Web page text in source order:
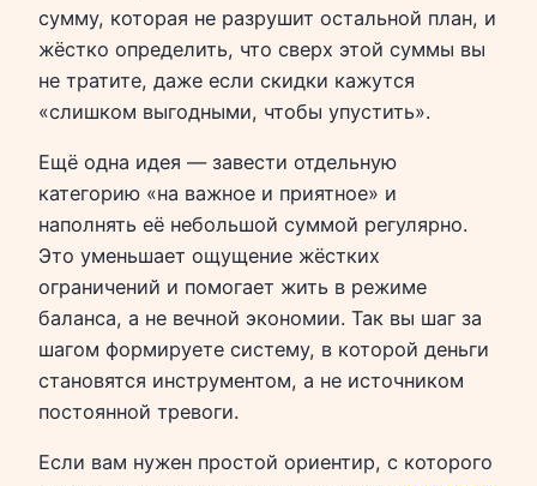
сумму, которая не разрушит остальной план, и
жёстко определить, что сверх этой суммы вы
не тратите, даже если скидки кажутся
«слишком выгодными, чтобы упустить».
Ещё одна идея — завести отдельную
категорию «на важное и приятное» и
наполнять её небольшой суммой регулярно.
Это уменьшает ощущение жёстких
ограничений и помогает жить в режиме
баланса, а не вечной экономии. Так вы шаг за
шагом формируете систему, в которой деньги
становятся инструментом, а не источником
постоянной тревоги.
Если вам нужен простой ориентир, с которого